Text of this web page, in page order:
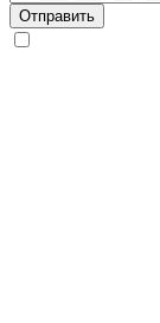
Отправить